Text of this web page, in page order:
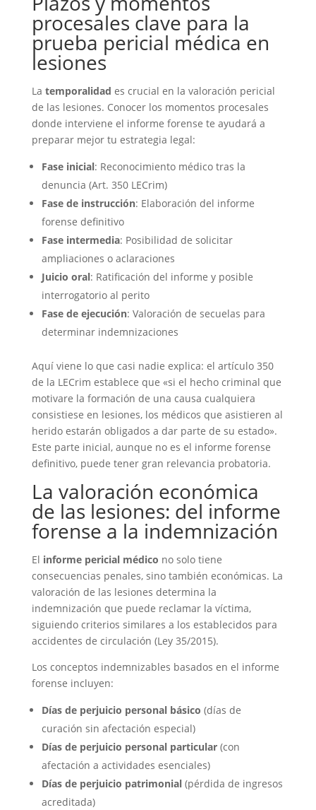
procesales clave para la
prueba pericial médica en
lesiones
La temporalidad es crucial en la valoración pericial
de las lesiones. Conocer los momentos procesales
donde interviene el informe forense te ayudará a
preparar mejor tu estrategia legal:
Fase inicial: Reconocimiento médico tras la
denuncia (Art. 350 LECrim)
Fase de instrucción: Elaboración del informe
forense definitivo
Fase intermedia: Posibilidad de solicitar
ampliaciones o aclaraciones
Juicio oral: Ratificación del informe y posible
interrogatorio al perito
Fase de ejecución: Valoración de secuelas para
determinar indemnizaciones
Aquí viene lo que casi nadie explica: el artículo 350
de la LECrim establece que «si el hecho criminal que
motivare la formación de una causa cualquiera
consistiese en lesiones, los médicos que asistieren al
herido estarán obligados a dar parte de su estado».
Este parte inicial, aunque no es el informe forense
definitivo, puede tener gran relevancia probatoria.
La valoración económica
de las lesiones: del informe
forense a la indemnización
El informe pericial médico no solo tiene
consecuencias penales, sino también económicas. La
valoración de las lesiones determina la
indemnización que puede reclamar la víctima,
siguiendo criterios similares a los establecidos para
accidentes de circulación (Ley 35/2015).
Los conceptos indemnizables basados en el informe
forense incluyen:
Días de perjuicio personal básico (días de
curación sin afectación especial)
Días de perjuicio personal particular(con
afectación a actividades esenciales)
Días de perjuicio patrimonial(pérdida de ingresos
acreditada)